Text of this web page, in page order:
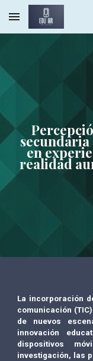
Skip to main content
secundaria
en
realidad
La incorporación
comunicación
de nuevos
innovación
dispositivos
investigación, las